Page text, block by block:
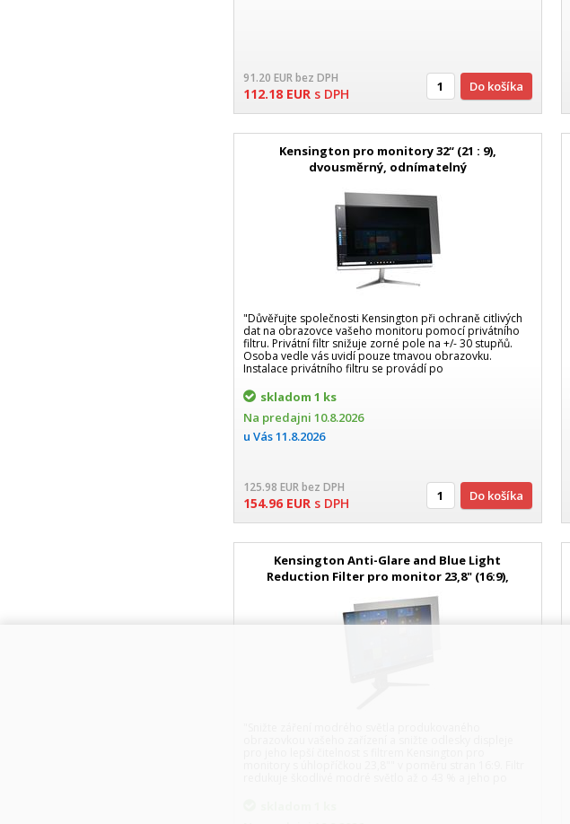
91.20 EURbez DPH
112.18 EUR s DPH Do košíka
Kensington pro monitory 32“ (21 : 9),
dvousměrný, odnímatelný
"Důvěřujte společnosti Kensington při ochraně citlivých
dat na obrazovce vašeho monitoru pomocí privátního
filtru. Privátní filtr snižuje zorné pole na +/- 30 stupňů.
Osoba vedle vás uvidí pouze tmavou obrazovku.
Instalace privátního filtru se provádí po
skladom 1 ks
Na predajni 10.8.2026
u Vás11.8.2026
125.98 EURbez DPH
154.96 EUR s DPH Do košíka
Kensington Anti-Glare and Blue Light
Reduction Filter pro monitor 23,8" (16:9),